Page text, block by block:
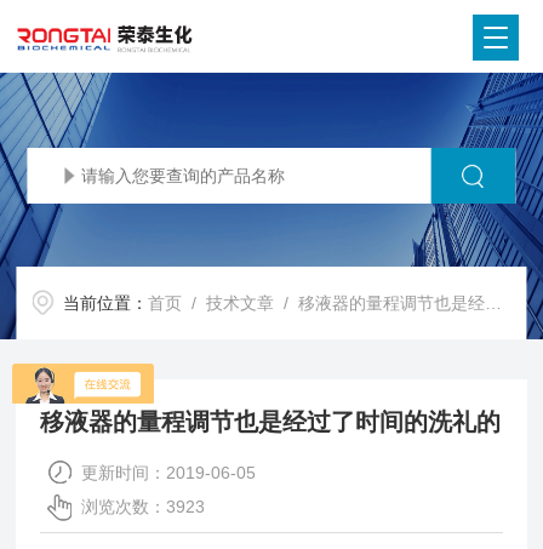
当前位置：首页 /技术文章 / 移液器的量程调节也是经过了时间的洗礼的
移液器的量程调节也是经过了时间的洗礼的
更新时间：2019-06-05
浏览次数：3923